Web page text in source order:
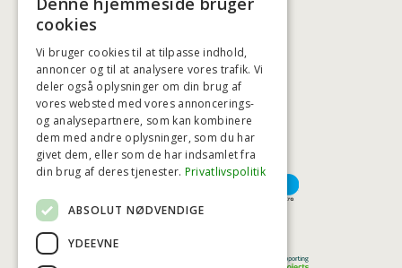
HØJESTE KREDITVÆRDIGHED
BETALINGSMULIGHEDER
cookies
Vi bruger cookies til at tilpasse indhold,
annoncer og til at analysere vores trafik. Vi
deler også oplysninger om din brug af
vores websted med vores annoncerings-
og analysepartnere, som kan kombinere
dem med andre oplysninger, som du har
givet dem, eller som de har indsamlet fra
din brug af deres tjenester. Privatlivspolitik
ABSOLUT NØDVENDIGE
YDEEVNE